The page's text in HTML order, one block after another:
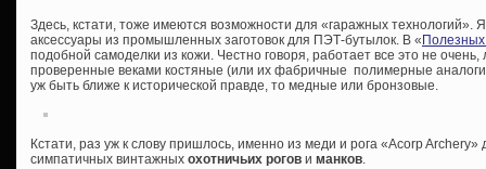
Здесь, кстати, тоже имеются возможности для «гаражных технологий».
аксессуары из промышленных заготовок для ПЭТ-бутылок. В «
подобной самоделки из кожи. Честно говоря, работает все это не
проверенные веками костяные (или их фабричные полимерные
уж быть ближе к исторической правде, то медные или бронзовые.
Кстати, раз уж к слову пришлось, именно из меди и рога «Acorp
симпатичных винтажных охотничьих рогов и манков.